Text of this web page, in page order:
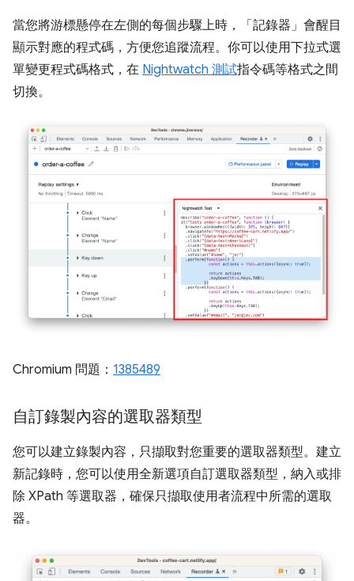
當您將游標懸停在左側的每個步驟上時，「記錄器」 會醒目
顯示對應的程式碼，方便您追蹤流程。你可以使用下拉式選
單變更程式碼格式，在 Nightwatch 測試指令碼等格式之間
切換。
Chromium 問題： 1385489
自訂錄製內容的選取器類型
您可以建立錄製內容，只擷取對您重要的選取器類型。建立
新記錄時，您可以使用全新選項自訂選取器類型，納入或排
除 XPath 等選取器，確保只擷取使用者流程中所需的選取
器。